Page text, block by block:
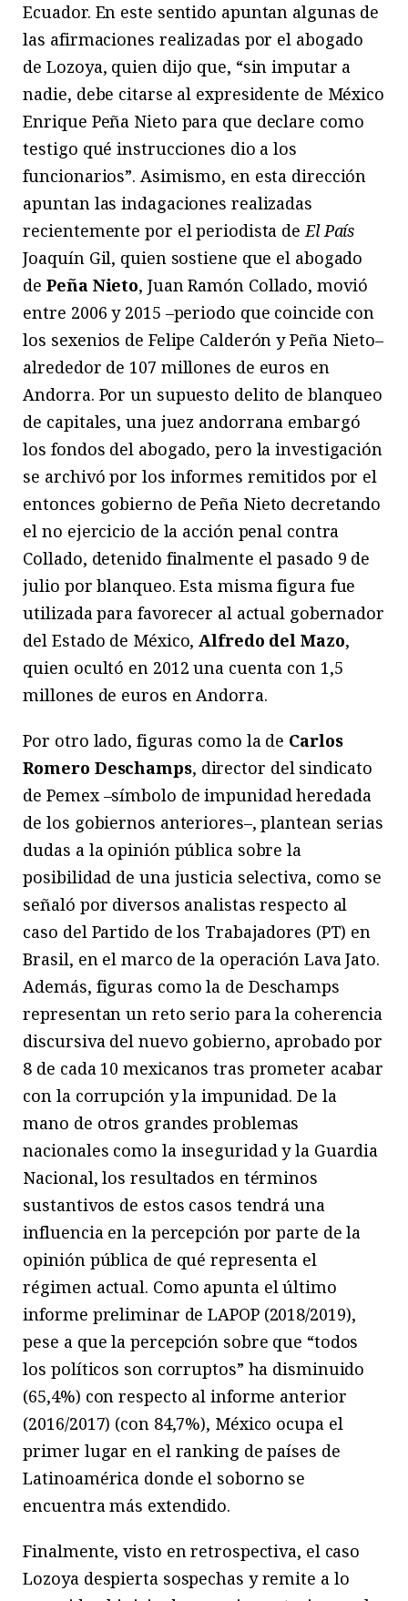
Ecuador. En este sentido apuntan algunas de
las afirmaciones realizadas por el abogado
de Lozoya, quien dijo que, “sin imputar a
nadie, debe citarse al expresidente de México
Enrique Peña Nieto para que declare como
testigo qué instrucciones dio a los
funcionarios”. Asimismo, en esta dirección
apuntan las indagaciones realizadas
recientemente por el periodista deEl País
Joaquín Gil, quien sostiene que el abogado
dePeña Nieto, Juan Ramón Collado, movió
entre 2006 y 2015 –periodo que coincide con
los sexenios de Felipe Calderón y Peña Nieto–
alrededor de 107 millones de euros en
Andorra. Por un supuesto delito de blanqueo
de capitales, una juez andorrana embargó
los fondos del abogado, pero la investigación
se archivó por los informes remitidos por el
entonces gobierno de Peña Nieto decretando
el no ejercicio de la acción penal contra
Collado, detenido finalmente el pasado 9 de
julio por blanqueo. Esta misma figura fue
utilizada para favorecer al actual gobernador
del Estado de México,Alfredo del Mazo,
quien ocultó en 2012 una cuenta con 1,5
millones de euros en Andorra.
Por otro lado, figuras como la de Carlos
Romero Deschamps, director del sindicato
de Pemex –símbolo de impunidad heredada
de los gobiernos anteriores–, plantean serias
dudas a la opinión pública sobre la
posibilidad de una justicia selectiva, como se
señaló por diversos analistas respecto al
caso del Partido de los Trabajadores (PT) en
Brasil, en el marco de la operación Lava Jato.
Además, figuras como la de Deschamps
representan un reto serio para la coherencia
discursiva del nuevo gobierno, aprobado por
8 de cada 10 mexicanos tras prometer acabar
con la corrupción y la impunidad. De la
mano de otros grandes problemas
nacionales como la inseguridad y la Guardia
Nacional, los resultados en términos
sustantivos de estos casos tendrá una
influencia en la percepción por parte de la
opinión pública de qué representa el
régimen actual. Como apunta el último
informe preliminar de LAPOP (2018/2019),
pese a que la percepción sobre que “todos
los políticos son corruptos” ha disminuido
(65,4%) con respecto al informe anterior
(2016/2017) (con 84,7%), México ocupa el
primer lugar en el ranking de países de
Latinoamérica donde el soborno se
encuentra más extendido.
Finalmente, visto en retrospectiva, el caso
Lozoya despierta sospechas y remite a lo